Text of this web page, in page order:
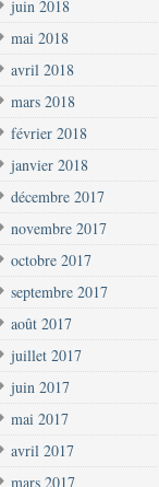
juin 2018
mai 2018
avril 2018
mars 2018
février 2018
janvier 2018
décembre 2017
novembre 2017
octobre 2017
septembre 2017
août 2017
juillet 2017
juin 2017
mai 2017
avril 2017
mars 2017